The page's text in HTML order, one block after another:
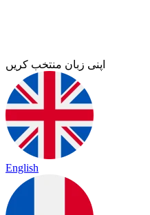
اپنی زبان منتخب کریں
English